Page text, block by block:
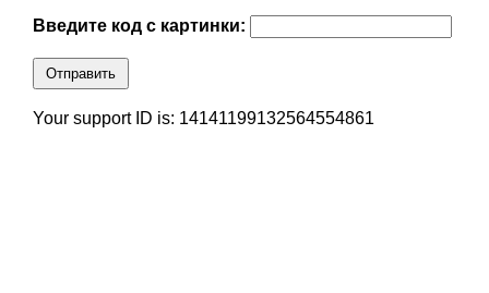
Введите код с картинки:
Отправить
Your support ID is: 14141199132564554861